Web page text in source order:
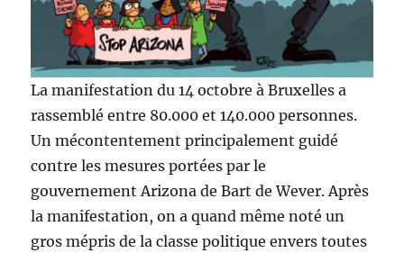
La manifestation du 14 octobre à Bruxelles a
rassemblé entre 80.000 et 140.000 personnes.
Un mécontentement principalement guidé
contre les mesures portées par le
gouvernement Arizona de Bart de Wever. Après
la manifestation, on a quand même noté un
gros mépris de la classe politique envers toutes